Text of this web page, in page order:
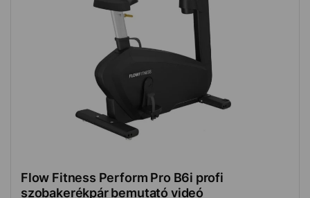
Flow Fitness Perform Pro B6i profi
szobakerékpár bemutató videó